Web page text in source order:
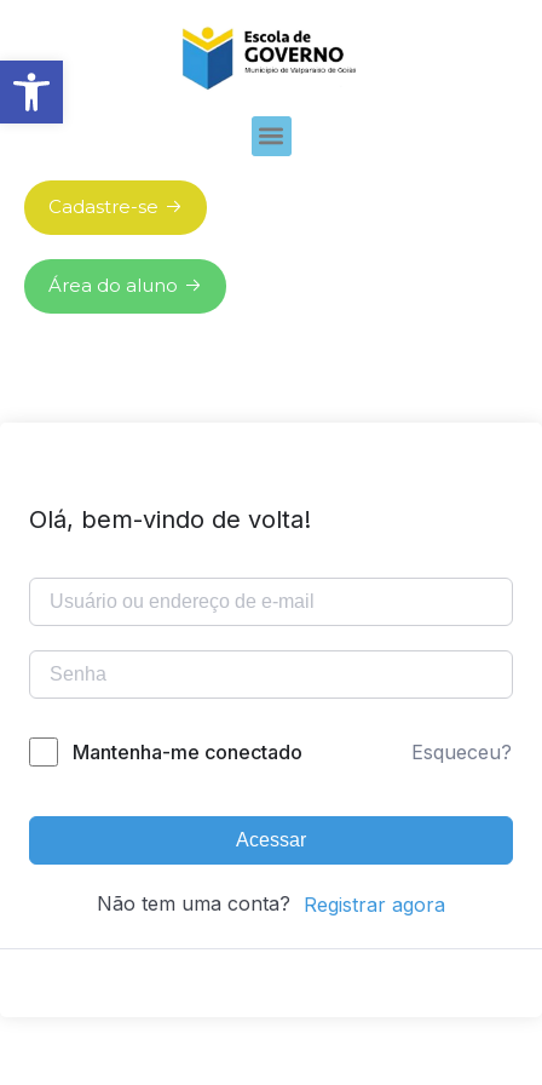
Abrir barra de ferramentas
Cadastre-se
Área do aluno
Olá, bem-vindo de volta!
Mantenha-me conectado Esqueceu?
Acessar
Não tem uma conta? Registrar agora